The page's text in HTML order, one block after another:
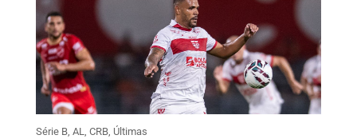
Série B, AL, CRB, Últimas